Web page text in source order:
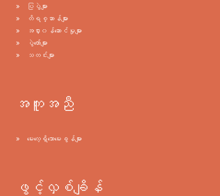
ပြပွဲများ
တိရစ္ဆာန်များ
အငှား၀န်ဆောင်မှုများ
ပွဲတော်များ
သတင်းများ
အကူအညီ
မေးလေ့ရှိသောမေးခွန်များ
ဖွင့်လှစ်ချိန်